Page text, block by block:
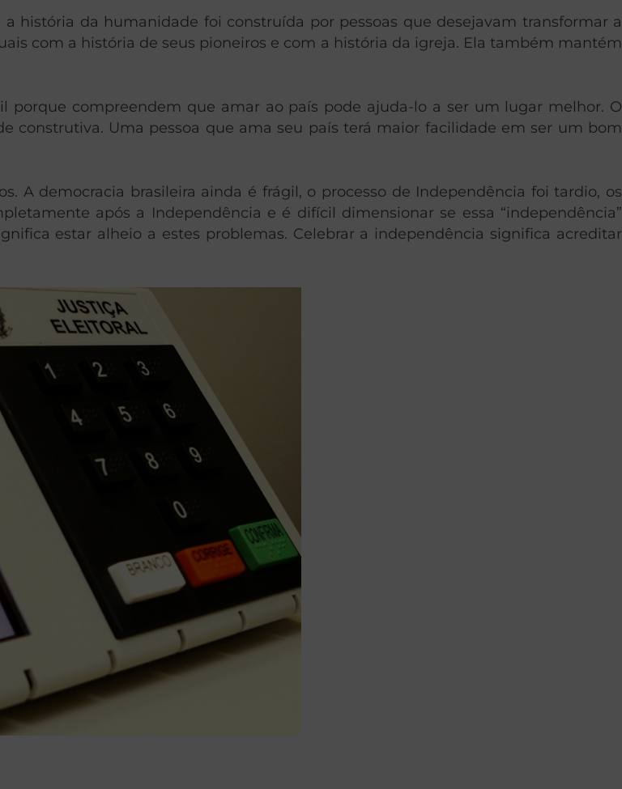
história da humanidade foi construída por pessoas que desejavam transformar a
com a história de seus pioneiros e com a história da igreja. Ela também mantém
porque compreendem que amar ao país pode ajuda-lo a ser um lugar melhor. O
Uma pessoa que ama seu país terá maior facilidade em ser um bom
A democracia brasileira ainda é frágil, o processo de Independência foi tardio, os
após a Independência e é difícil dimensionar se essa “independência”
estar alheio a estes problemas. Celebrar a independência significa acreditar